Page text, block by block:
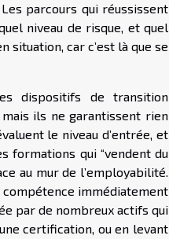
parcours qui réussissent
niveau de risque, et quel
situation, car c’est là que se
dispositifs de transition
ils ne garantissent rien
le niveau d’entrée, et
formations qui “vendent du
au mur de l’employabilité.
immédiatement
par de nombreux actifs qui
certification, ou en levant